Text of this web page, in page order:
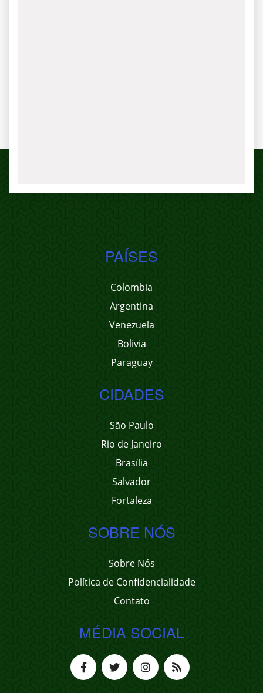
PAÍSES
Colombia
Argentina
Venezuela
Bolivia
Paraguay
CIDADES
São Paulo
Rio de Janeiro
Brasília
Salvador
Fortaleza
SOBRE NÓS
Sobre Nós
Política de Confidencialidade
Contato
MÉDIA SOCIAL